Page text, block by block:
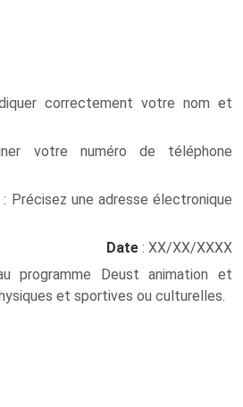
correctement votre nom et
votre numéro de téléphone
: Précisez une adresse électronique
Date : XX/XX/XXXX
programme Deust animation et
et sportives ou culturelles.